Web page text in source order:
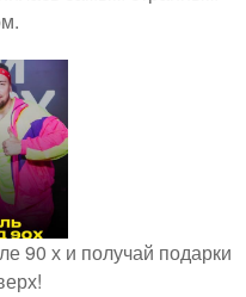
90 х и получай подарки